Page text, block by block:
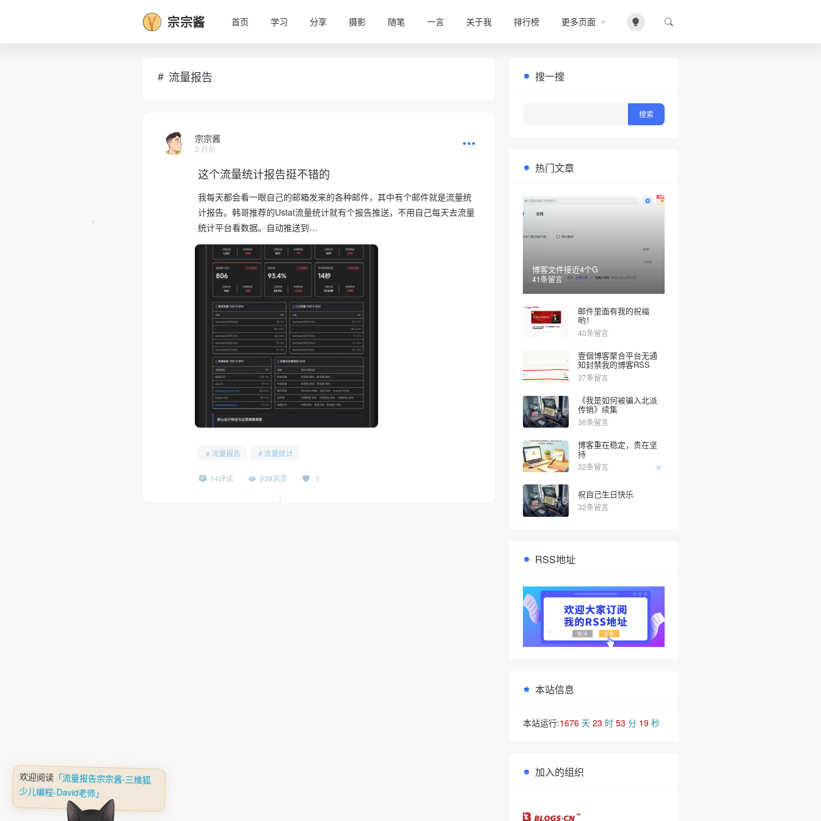
❅
宗宗酱 首页 学习 分享 摄影 随笔 一言 关于我 排行榜 更多页面
流量报告
宗宗酱
2 月前
这个流量统计报告挺不错的
我每天都会看一眼自己的邮箱发来的各种邮件，其中有个邮件就是流量统
计报告。韩哥推荐的Ustat流量统计就有个报告推送，不用自己每天去流量
统计平台看数据。自动推送到…
流量报告 流量统计
14评论 939浏览 1
搜一搜
热门文章
博客文件接近4个G
41条留言
邮件里面有我的祝福
哟！
40条留言
壹個博客聚合平台无通
知封禁我的博客RSS
37条留言
《我是如何被骗入北派
传销》续集
36条留言
博客重在稳定，贵在坚
持
32条留言
祝自己生日快乐
32条留言
RSS地址
本站信息
本站运行:1676天 23 时 53 分 20秒
加入的组织
欢迎阅读 「流量报告宗宗酱-三维狐
少儿编程-David老师」